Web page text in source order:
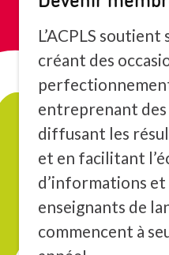
L’ACPLS soutient
créant des
entreprenant
diffusant les
et en facilitant
d’informations et
enseignants de
commencent à